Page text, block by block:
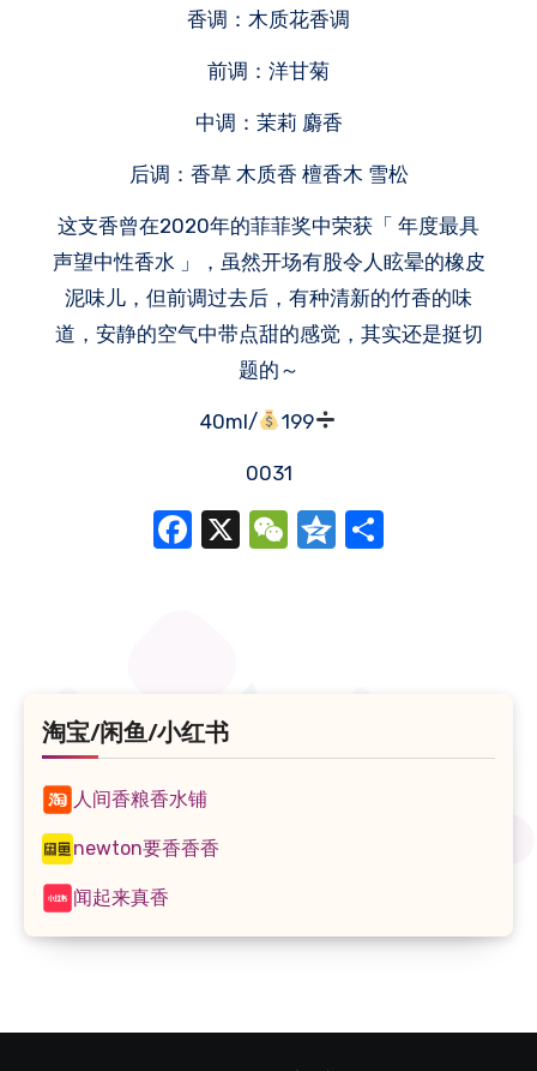
香调：木质花香调
前调：洋甘菊
中调：茉莉 麝香
后调：香草 木质香 檀香木 雪松
这支香曾在2020年的菲菲奖中荣获「 年度最具
声望中性香水 」，虽然开场有股令人眩晕的橡皮
泥味儿，但前调过去后，有种清新的竹香的味
道，安静的空气中带点甜的感觉，其实还是挺切
题的～
40ml/ 199
0031
Facebook
X WeChat
Qzone
淘宝/闲鱼/小红书
人间香粮香水铺
newton要香香香
闻起来真香